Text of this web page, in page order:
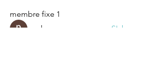
membre fixe 1
pnch
S'abonner